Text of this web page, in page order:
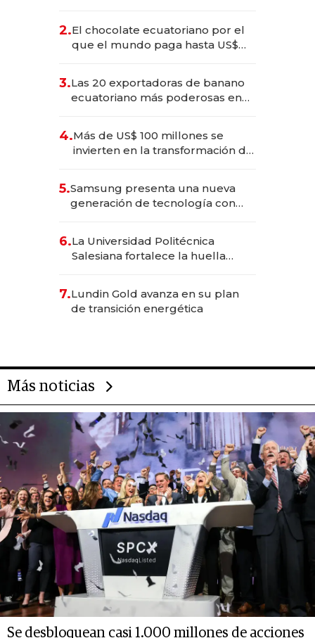
2.El chocolate ecuatoriano por el
que el mundo paga hasta US$
3.Las 20 exportadoras de banano
ecuatoriano más poderosas en
4.Más de US$ 100 millones se
invierten en la transformación de
5.Samsung presenta una nueva
generación de tecnología con
6.La Universidad Politécnica
Salesiana fortalece la huella
7.Lundin Gold avanza en su plan
de transición energética
Más noticias
Se desbloquean casi 1.000 millones de acciones